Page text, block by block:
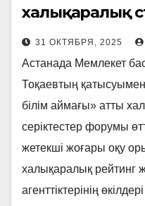
халықаралық
серіктестер
31 ОКТЯБРЯ, 2025
Астанада Мемлекет
Тоқаевтың
білім аймағы» атты
серіктестер форумы
жетекші жоғары оқу
халықаралық рейтинг
агенттіктерінің